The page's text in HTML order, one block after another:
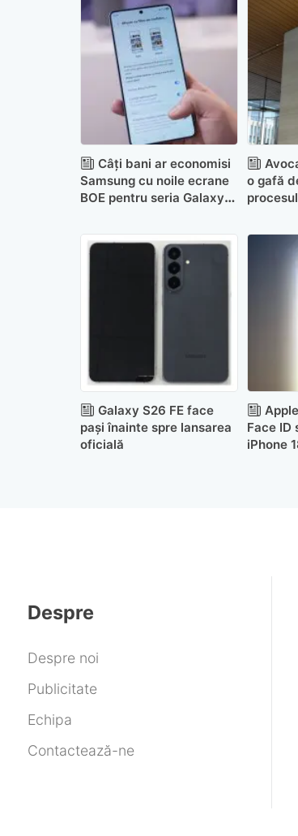
Câți bani ar economisi
Samsung cu noile ecrane
BOE pentru seria Galaxy
o gafă
Galaxy S26 FE face
pași înainte spre lansarea
oficială
Face ID
iPhone
Despre
Despre noi
Publicitate
Echipa
Contactează-ne